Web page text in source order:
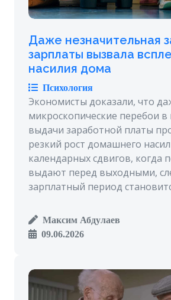
Даже незначительная
зарплаты вызвала
насилия дома
Психология
Экономисты доказали, что
микроскопические перебои в
выдачи заработной платы
резкий рост домашнего
календарных сдвигов, когда
выдают перед выходными,
зарплатный период
Максим Абдулаев
09.06.2026